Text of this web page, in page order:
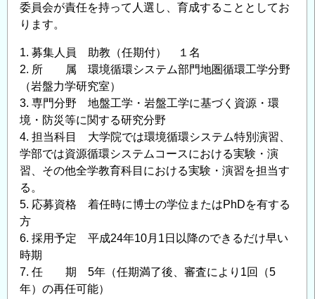
く
り
門
家
の
情
報
登
録
ご
案
内
の
委員会が責任を持って人選し、育成することとしてお
ります。
1. 募集人員 助教（任期付） １名
2. 所 属 環境循環システム部門地圏循環工学分野
（岩盤力学研究室）
3. 専門分野 地盤工学・岩盤工学に基づく資源・環
境・防災等に関する研究分野
4. 担当科目 大学院では環境循環システム特別演習、
学部では資源循環システムコースにおける実験・演
習、その他全学教育科目における実験・演習を担当す
る。
5. 応募資格 着任時に博士の学位またはPhDを有する
方
6. 採用予定 平成24年10月1日以降のできるだけ早い
時期
7. 任 期 5年（任期満了後、審査により1回（5
年）の再任可能）